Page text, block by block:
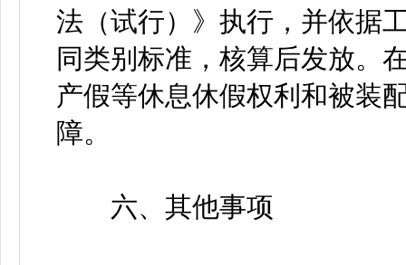
法（试行）》执行，并依据
同类别标准，核算后发放。
产假等休息休假权利和被装
障。
六、其他事项